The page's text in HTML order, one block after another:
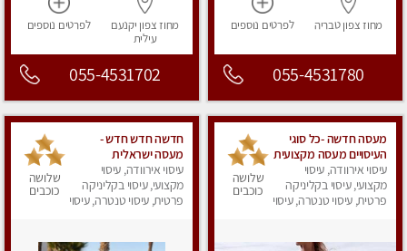
מחוז צפוןטבריה לפרטים נוספים
055-4531780
מחוז צפון יקנעם
עילית
לפרטים נוספים
055-4531702
מעסה חדשה -כל סוגי
העיסויים מעסה מקצועית
ואיכותית פרטי!!!מומלץ
לחלוטין!!
עיסוי אירוודה, עיסוי
מקצועי, עיסוי בקליניקה
פרטית, עיסוי טנטרה, עיסוי
שלושה
כוכבים
חדשה חדש חדש -
מעסה ישראלית
מהממת, חדשה לגמרי
בקריות
עיסוי אירוודה, עיסוי
מקצועי, עיסוי בקליניקה
פרטית, עיסוי טנטרה, עיסוי
שלושה
כוכבים